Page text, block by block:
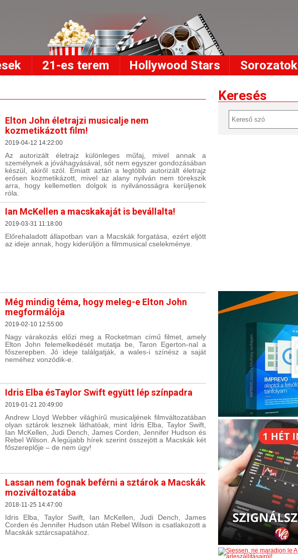
21-es terem Hollywood Stars Sorozatok
Elton John életrajzi musicalje nem
kozmetikázott film!
2019-04-12 14:22:00
Az autorizált életrajz különleges műfaj, mivel annak a
személynek a jóváhagyásával, sőt nem egyszer gondozásában
készül, akiről szól. Emiatt aztán a legtöbb autorizált életrajz
erősen kozmetikázott, mivel az alany nyilván nem törekszik
arra, hogy kellemetlen dolgok is nyilvánosságra kerüljenek
róla.
Ian McKellen a macskakaját is bevállalta!
2019-03-31 11:18:00
Előrehaladott állapotban van a Macskák forgatása, ezért eljött
az ideje annak, hogy kiderüljön a filmmusical cselekménye.
Még mindig téma, hogy meleg-e Elton John
megformálója
2019-02-10 12:55:00
Nagy várakozás előzi meg a Rocketman című filmet, amely
Elton John felemelkedését mutatja be, Taron Egerton-nal a
főszerepben. Jó ideje találgatják, a wales-i színész a saját
neméhez vonzódik-e.
Idris Elba ésTaylor Swift együtt lép színpadra
2019-01-21 20:49:00
Andrew Lloyd Webber világhírű musicaljének filmváltozatában
olyan sztárok lesznek láthatóak, mint Idris Elba, Taylor Swift,
Ian McKellen, Judi Dench, James Corden, Jennifer Hudson és
Rebel Wilson. A legújabb hírek szerint összejött a Macskák két
főszereplője – de nem úgy!
Lassan nem fognak beférni a sztárok a Macskák
moziváltozatába
2018-11-25 14:47:00
Idris Elba, Taylor Swift, Ian McKellen, Judi Dench, James
Corden és Jennifer Hudson után Rebel Wilson is csatlakozott a
Macskák sztárcsapatához.
Keresés